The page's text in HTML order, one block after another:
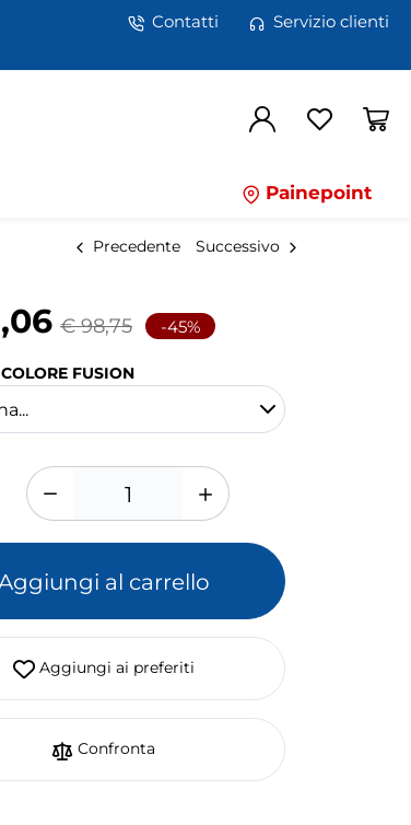
Contatti Servizio clienti
Painepoint
Precedente Successivo
€ 98,75 -45%
FUSION
al carrello
Aggiungi ai preferiti
Confronta